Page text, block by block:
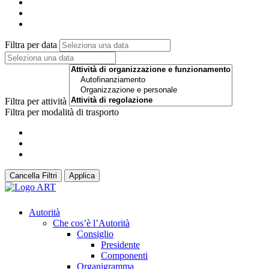
Filtra per data
Filtra per attività
Filtra per modalità di trasporto
Cancella Filtri Applica
Autorità
Che cos’è l’Autorità
Consiglio
Presidente
Componenti
Organigramma